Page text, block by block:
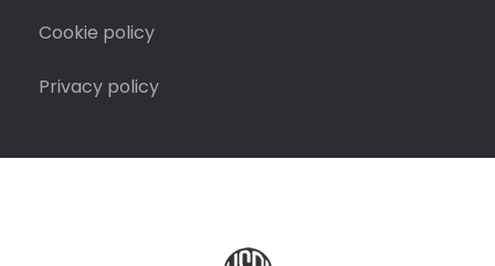
Cookie policy
Privacy policy